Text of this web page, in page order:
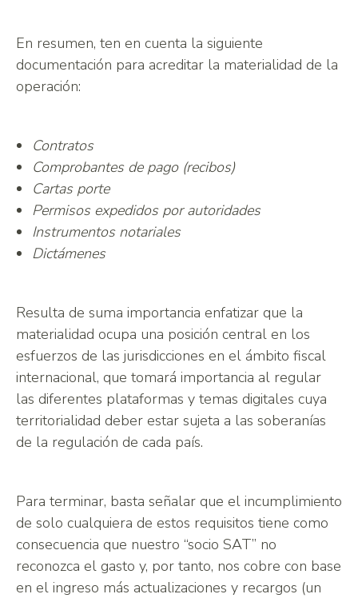
En resumen, ten en cuenta la siguiente
documentación para acreditar la materialidad de la
operación:
Contratos
Comprobantes de pago (recibos)
Cartas porte
Permisos expedidos por autoridades
Instrumentos notariales
Dictámenes
Resulta de suma importancia enfatizar que la
materialidad ocupa una posición central en los
esfuerzos de las jurisdicciones en el ámbito fiscal
internacional, que tomará importancia al regular
las diferentes plataformas y temas digitales cuya
territorialidad deber estar sujeta a las soberanías
de la regulación de cada país.
Para terminar, basta señalar que el incumplimiento
de solo cualquiera de estos requisitos tiene como
consecuencia que nuestro “socio SAT” no
reconozca el gasto y, por tanto, nos cobre con base
en el ingreso más actualizaciones y recargos (un